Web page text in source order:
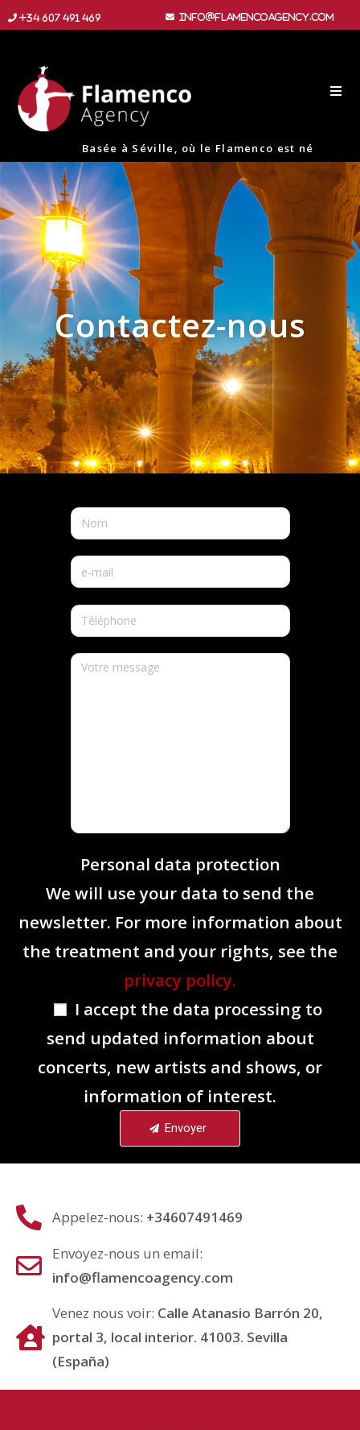
+34 607 491 469 info@flamencoagency.com
Basée à Séville, où le Flamenco est né
Contactez-nous
Personal data protection
We will use your data to send the
newsletter. For more information about
the treatment and your rights, see the
privacy policy.
I accept the data processing to
send updated information about
concerts, new artists and shows, or
information of interest.
Envoyer
Appelez-nous: +34607491469
Envoyez-nous un email:
info@flamencoagency.com
Venez nous voir: Calle Atanasio Barrón 20,
portal 3, local interior. 41003. Sevilla
(España)